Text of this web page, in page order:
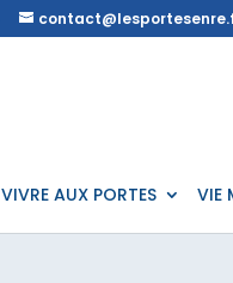
VIVRE AUX PORTES VIE